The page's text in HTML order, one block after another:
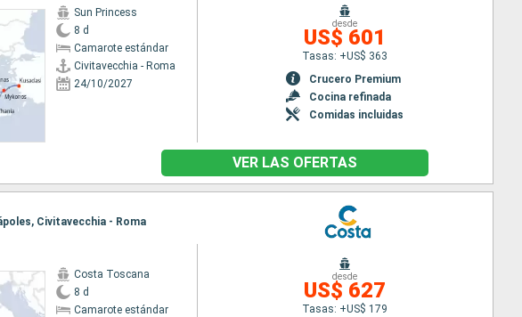
Sun Princess
8 d
Camarote estándar
Civitavecchia - Roma
24/10/2027
desde
US$ 601
Tasas: +US$ 363
Crucero Premium
Cocina refinada
Comidas incluidas
VER LAS OFERTAS
Civitavecchia - Roma
Costa Toscana
8 d
Camarote estándar
desde
US$ 627
Tasas: +US$ 179